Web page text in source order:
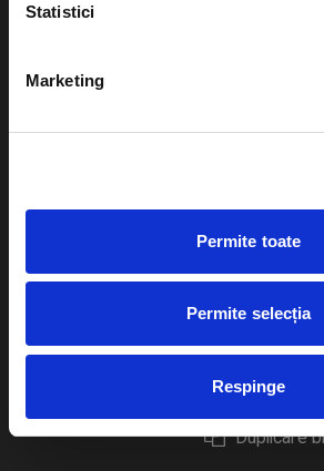
Statistici
Marketing
Permite toate
Permite selecția
Respinge
Cum
Plata
eBilet
Livrare prin
Returnare
Duplicare
Evenimente
festivaluri
Pentru copii